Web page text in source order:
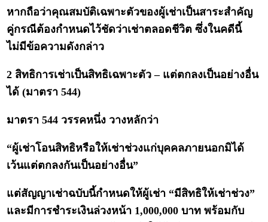
หากถือว่าคุณสมบัติเฉพาะตัวของผู้เช่าเป็นสาระสำคัญ
คู่กรณีต้องกำหนดไว้ชัดว่าเช่าตลอดชีวิต ซึ่งในคดีนี้
ไม่มีข้อความดังกล่าว
2 สิทธิการเช่าเป็นสิทธิเฉพาะตัว – แต่ตกลงเป็นอย่างอื่น
ได้ (มาตรา 544)
มาตรา 544 วรรคหนึ่ง วางหลักว่า
“ผู้เช่าโอนสิทธิหรือให้เช่าช่วงแก่บุคคลภายนอกมิได้
เว้นแต่ตกลงกันเป็นอย่างอื่น”
แต่สัญญาเช่าฉบับนี้กำหนดให้ผู้เช่า “มีสิทธิให้เช่าช่วง”
และมีการชำระเงินล่วงหน้า 1,000,000 บาท พร้อมกับ